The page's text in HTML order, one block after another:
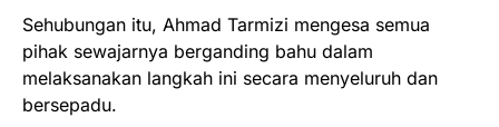
Sehubungan itu, Ahmad Tarmizi mengesa semua
pihak sewajarnya berganding bahu dalam
melaksanakan langkah ini secara menyeluruh dan
bersepadu.